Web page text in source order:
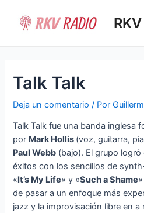
contenido
Talk Talk
Deja un comentario / Por
Talk Talk fue una banda inglesa
por Mark Hollis (voz, guitarra,
Paul Webb (bajo). El grupo
éxitos con los sencillos de
«It’s My Life» y «Such a Shame
de pasar a un enfoque más
jazz y la improvisación libre en